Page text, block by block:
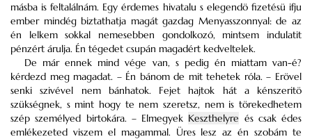
másba is feltalálnám. Egy érdemes hivatalu s elegendö fizetésü ifju
ember mindég biztathatja magát gazdag Menyasszonnyal: de az
én lelkem sokkal nemesebben gondolkozó, mintsem indulatit
pénzért árulja. Én tégedet csupán magadért kedveltelek.
De már ennek mind vége van, s pedig én miattam van-é?
kérdezd meg magadat. – Én bánom de mit tehetek róla. – Erövel
senki szivével nem bánhatok. Fejet hajtok hát a kénszeritö
szükségnek, s mint hogy te nem szeretsz, nem is törekedhetem
szép személyed birtokára. – Elmegyek Keszthelyre és csak édes
emlékezeted viszem el magammal. Üres lesz az én szobám te